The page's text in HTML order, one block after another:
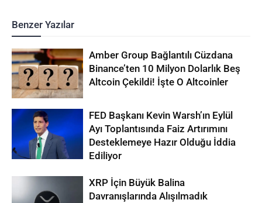
Benzer Yazılar
Amber Group Bağlantılı Cüzdana
Binance’ten 10 Milyon Dolarlık Beş
Altcoin Çekildi! İşte O Altcoinler
FED Başkanı Kevin Warsh’ın Eylül
Ayı Toplantısında Faiz Artırımını
Desteklemeye Hazır Olduğu İddia
Ediliyor
XRP İçin Büyük Balina
Davranışlarında Alışılmadık